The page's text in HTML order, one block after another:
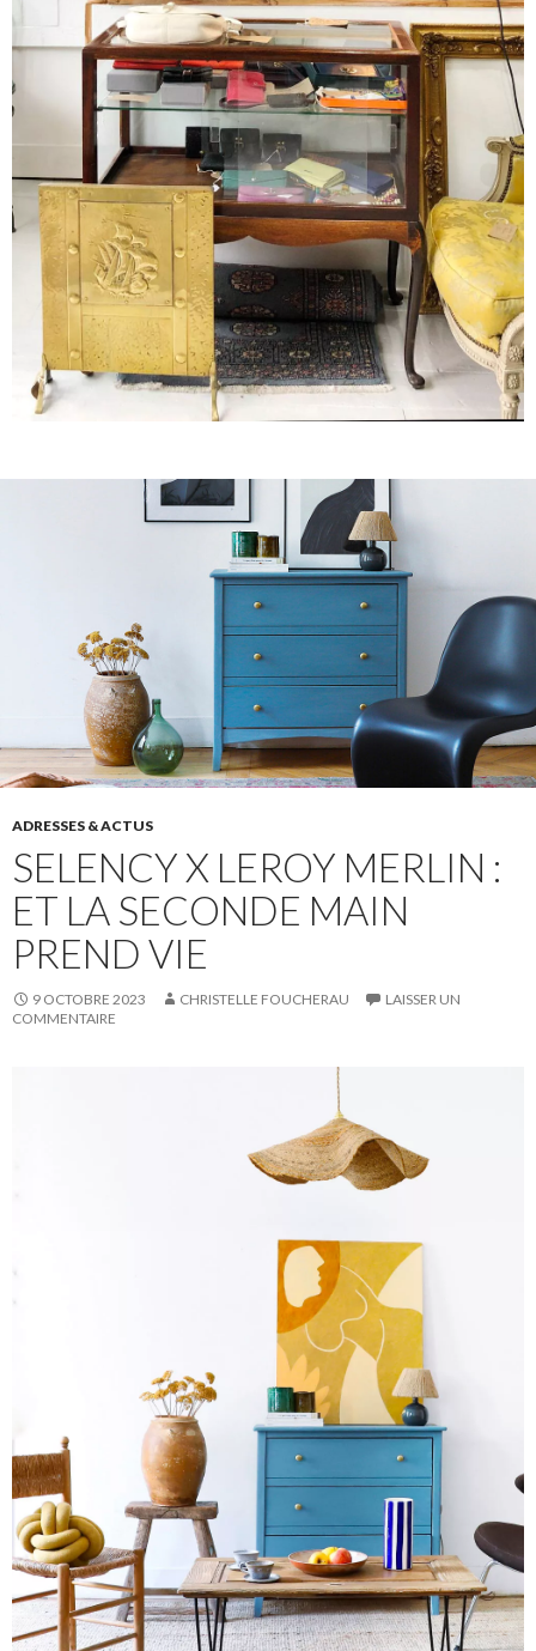
ADRESSES & ACTUS
SELENCY X LEROY MERLIN :
ET LA SECONDE MAIN
PREND VIE
9 OCTOBRE 2023 CHRISTELLE FOUCHERAU
LAISSER UN
COMMENTAIRE